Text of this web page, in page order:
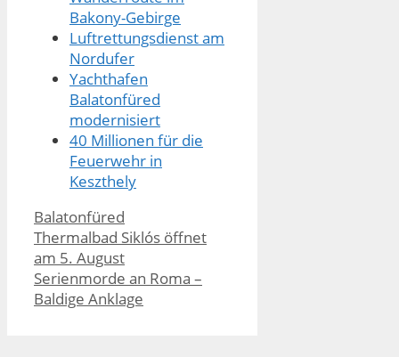
Bakony-Gebirge
Luftrettungsdienst am
Nordufer
Yachthafen
Balatonfüred
modernisiert
40 Millionen für die
Feuerwehr in
Keszthely
Kategorien
Balatonfüred
Thermalbad Siklós öffnet
am 5. August
Serienmorde an Roma –
Baldige Anklage